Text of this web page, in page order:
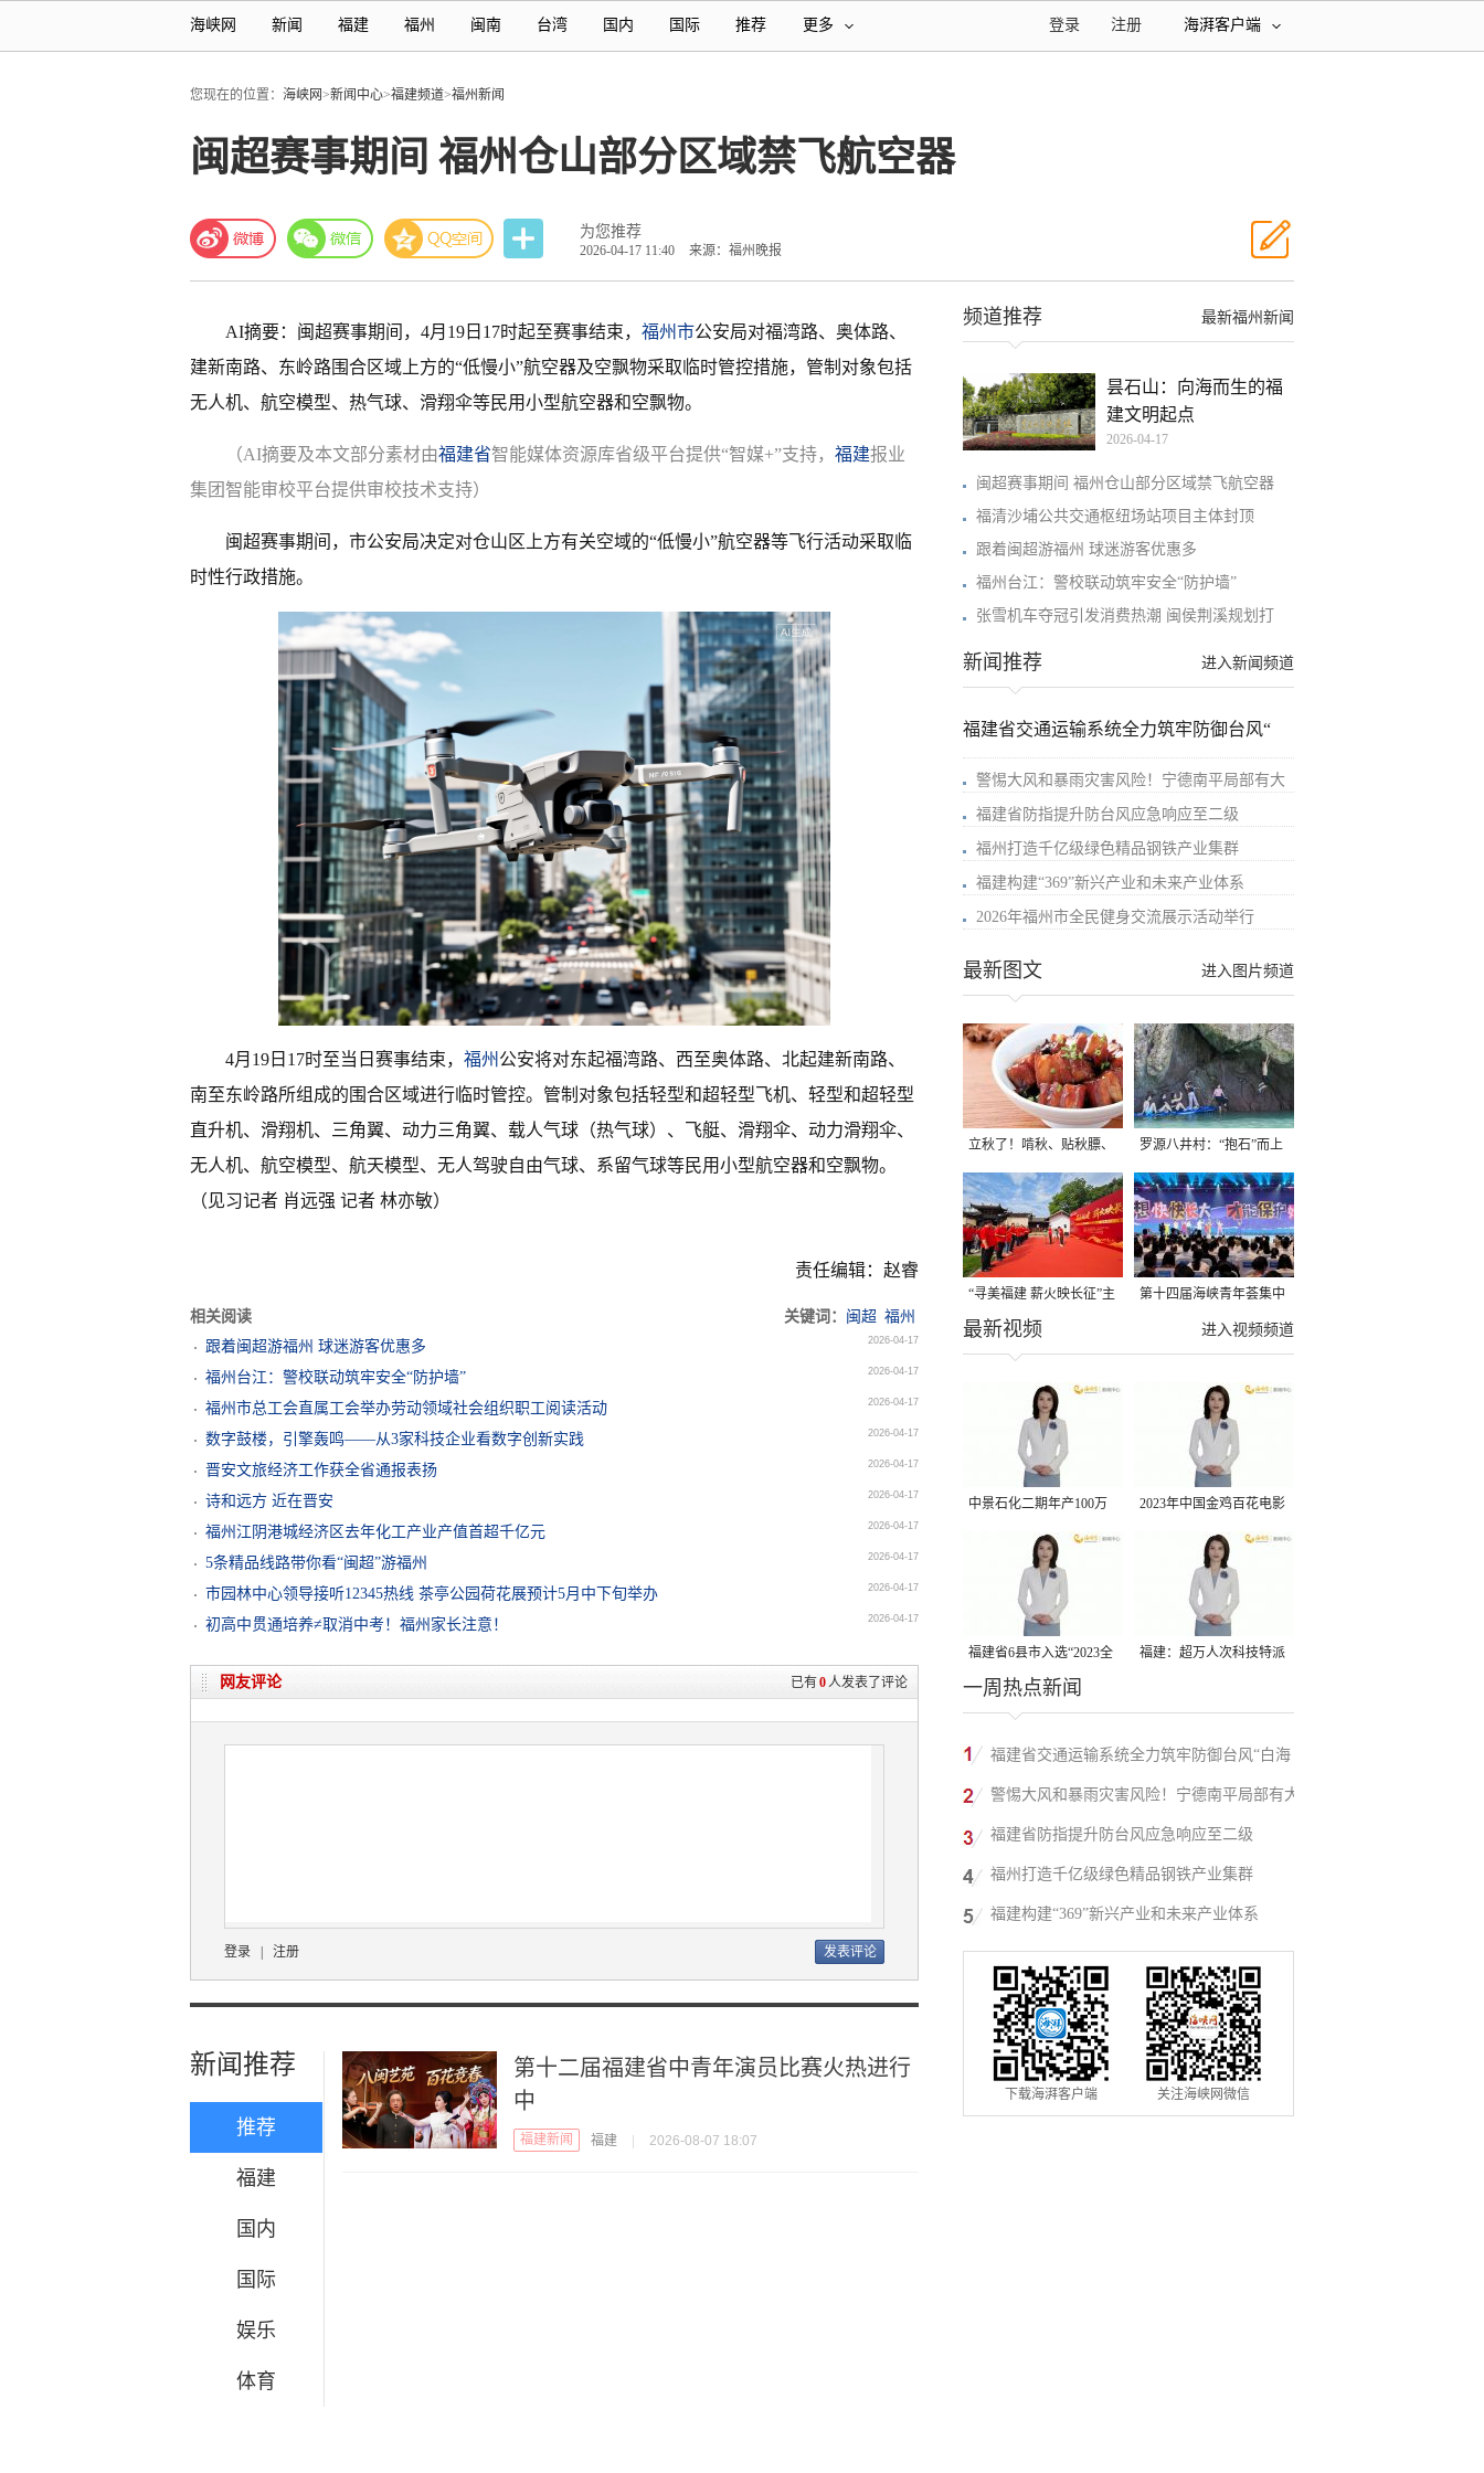
海峡网 新闻 福建 福州 闽南 台湾 国内 国际 推荐 更多 海湃客户端
注册
登录
您现在的位置： 海峡网>新闻中心>福建频道>福州新闻
闽超赛事期间 福州仓山部分区域禁飞航空器
为您推荐
2026-04-17 11:40 来源：福州晚报
AI摘要：闽超赛事期间，4月19日17时起至赛事结束， 福州市公安局对福湾路、奥体路、
建新南路、东岭路围合区域上方的“低慢小”航空器及空飘物采取临时管控措施，管制对象包括
无人机、航空模型、热气球、滑翔伞等民用小型航空器和空飘物。
（AI摘要及本文部分素材由福建省智能媒体资源库省级平台提供“智媒+”支持， 福建报业
集团智能审校平台提供审校技术支持）
闽超赛事期间，市公安局决定对仓山区上方有关空域的“低慢小”航空器等飞行活动采取临
时性行政措施。
4月19日17时至当日赛事结束， 福州 公安将对东起福湾路、西至奥体路、北起建新南路、
南至东岭路所组成的围合区域进行临时管控。管制对象包括轻型和超轻型飞机、轻型和超轻型
直升机、滑翔机、三角翼、动力三角翼、载人气球（热气球）、飞艇、滑翔伞、动力滑翔伞、
无人机、航空模型、航天模型、无人驾驶自由气球、系留气球等民用小型航空器和空飘物。
（见习记者 肖远强 记者 林亦敏）
责任编辑：赵睿
相关阅读 关键词： 闽超 福州
跟着闽超游福州 球迷游客优惠多
2026-04-17
福州台江：警校联动筑牢安全“防护墙” 2026-04-17
福州市总工会直属工会举办劳动领域社会组织职工阅读活动 2026-04-17
数字鼓楼，引擎轰鸣——从3家科技企业看数字创新实践 2026-04-17
晋安文旅经济工作获全省通报表扬 2026-04-17
诗和远方 近在晋安 2026-04-17
福州江阴港城经济区去年化工产业产值首超千亿元 2026-04-17
5条精品线路带你看“闽超”游福州 2026-04-17
市园林中心领导接听12345热线 茶亭公园荷花展预计5月中下旬举办 2026-04-17
初高中贯通培养≠取消中考！福州家长注意！ 2026-04-17
已有0人发表了评论
网友评论
登录 注册
新闻推荐
推荐
福建
国内
国际
娱乐
体育
第十二届福建省中青年演员比赛火热进行
中
福建新闻 福建 2026-08-07 18:07
最新福州新闻
频道推荐
昙石山：向海而生的福
建文明起点
2026-04-17
闽超赛事期间 福州仓山部分区域禁飞航空器
福清沙埔公共交通枢纽场站项目主体封顶
跟着闽超游福州 球迷游客优惠多
福州台江：警校联动筑牢安全“防护墙”
张雪机车夺冠引发消费热潮 闽侯荆溪规划打
进入新闻频道
新闻推荐
福建省交通运输系统全力筑牢防御台风“
警惕大风和暴雨灾害风险！宁德南平局部有大
福建省防指提升防台风应急响应至二级
福州打造千亿级绿色精品钢铁产业集群
福建构建“369”新兴产业和未来产业体系
2026年福州市全民健身交流展示活动举行
进入图片频道
最新图文
立秋了！啃秋、贴秋膘、
晒秋，福建人这样过才够
味→
罗源八井村：“抱石”而上
“寻美福建 薪火映长征”主
题活动在龙岩长汀启动
第十四届海峡青年荟集中
阶段活动在福州举行
进入视频频道
最新视频
中景石化二期年产100万
吨丙烷脱氢项目建成中交
2023年中国金鸡百花电影
节有福电影巡展31日启动
福建省6县市入选“2023全
国县域发展潜力百强县”
福建：超万人次科技特派
一周热点新闻
福建省交通运输系统全力筑牢防御台风“白海
豚”防线
警惕大风和暴雨灾害风险！宁德南平局部有大
暴雨
福建省防指提升防台风应急响应至二级
福州打造千亿级绿色精品钢铁产业集群
福建构建“369”新兴产业和未来产业体系
下载海湃客户端 关注海峡网微信